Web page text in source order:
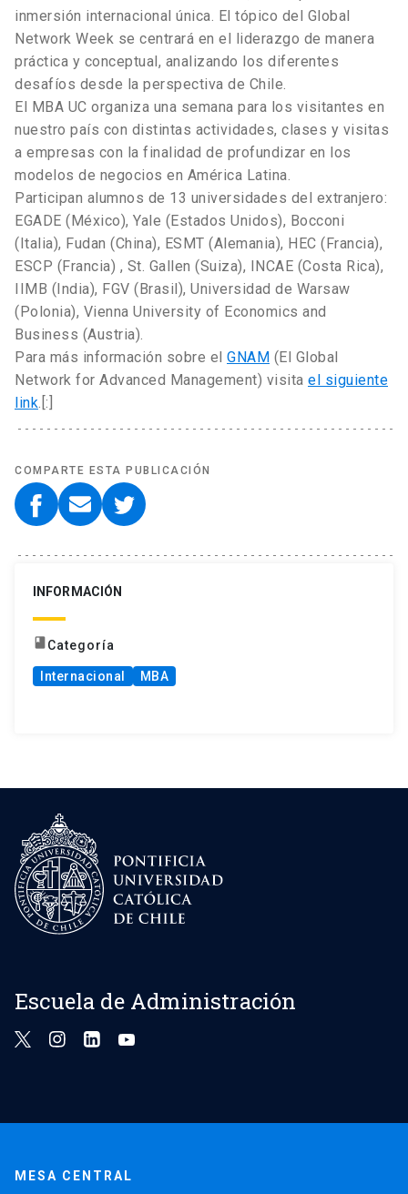
inmersión internacional única. El tópico del Global
Network Week se centrará en el liderazgo de manera
práctica y conceptual, analizando los diferentes
desafíos desde la perspectiva de Chile.
El MBA UC organiza una semana para los visitantes en
nuestro país con distintas actividades, clases y visitas
a empresas con la finalidad de profundizar en los
modelos de negocios en América Latina.
Participan alumnos de 13 universidades del extranjero:
EGADE (México), Yale (Estados Unidos), Bocconi
(Italia), Fudan (China), ESMT (Alemania), HEC (Francia),
ESCP (Francia) , St. Gallen (Suiza), INCAE (Costa Rica),
IIMB (India), FGV (Brasil), Universidad de Warsaw
(Polonia), Vienna University of Economics and
Business (Austria).
Para más información sobre el GNAM (El Global
Network for Advanced Management) visita el siguiente
link.[:]
COMPARTE ESTA PUBLICACIÓN
INFORMACIÓN
book Categoría
Internacional MBA
Escuela de Administración
MESA CENTRAL